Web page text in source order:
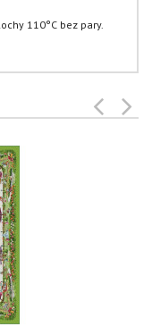
110°C bez pary.